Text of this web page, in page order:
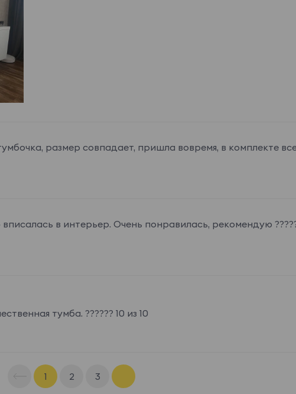
размер совпадает, пришла вовремя, в комплекте
в интерьер. Очень понравилась, рекомендую
тумба. ?????? 10 из 10
1 2 3